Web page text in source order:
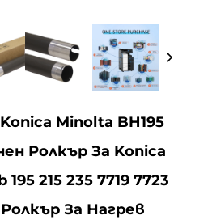
Minolta BH195
Ролкър За Konica
215 235 7719 7723
За Нагрев